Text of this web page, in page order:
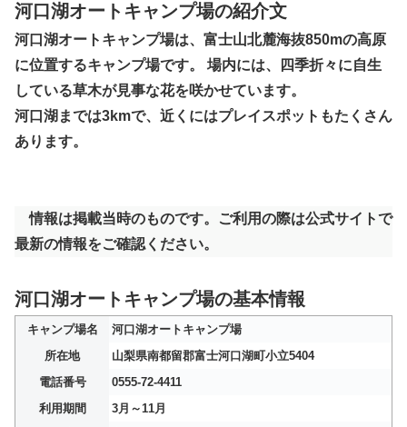
河口湖オートキャンプ場の紹介文
河口湖オートキャンプ場は、富士山北麓海抜850mの高原
に位置するキャンプ場です。 場内には、四季折々に自生
している草木が見事な花を咲かせています。
河口湖までは3kmで、近くにはプレイスポットもたくさん
あります。
情報は掲載当時のものです。ご利用の際は公式サイトで
最新の情報をご確認ください。
河口湖オートキャンプ場の基本情報
キャンプ場名
河口湖オートキャンプ場
所在地
山梨県南都留郡富士河口湖町小立5404
電話番号
0555-72-4411
利用期間
3月～11月